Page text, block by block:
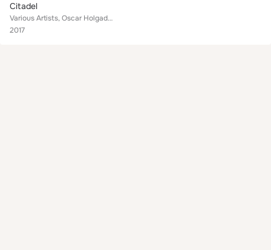
Citadel
Various Artists, Oscar Holgado, Jesus Gonsev, Drivetrain, Motomitsu feat. Goddess Stephanie
2017